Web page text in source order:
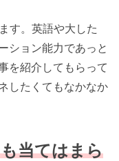
す。英語や大した
ション能力であっと
を紹介してもらって
したくてもなかなか
当てはまら